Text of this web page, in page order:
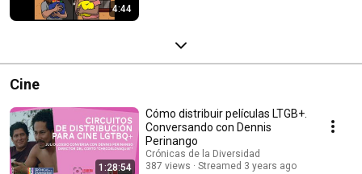
4:44
Cine
1:28:54
Cómo distribuir películas LTGB+.
Conversando con Dennis
Perinango
Crónicas de la Diversidad
387 views
Streamed 3 years ago